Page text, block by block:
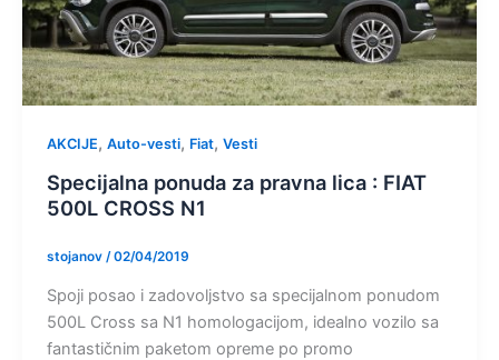
AKCIJE, Auto-vesti, Fiat, Vesti
Specijalna ponuda za pravna lica : FIAT
500L CROSS N1
stojanov /02/04/2019
Spoji posao i zadovoljstvo sa specijalnom ponudom
500L Cross sa N1 homologacijom, idealno vozilo sa
fantastičnim paketom opreme po promo